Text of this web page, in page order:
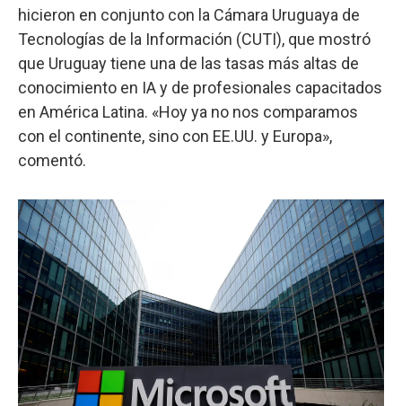
hicieron en conjunto con la Cámara Uruguaya de
Tecnologías de la Información (CUTI), que mostró
que Uruguay tiene una de las tasas más altas de
conocimiento en IA y de profesionales capacitados
en América Latina. «Hoy ya no nos comparamos
con el continente, sino con EE.UU. y Europa»,
comentó.